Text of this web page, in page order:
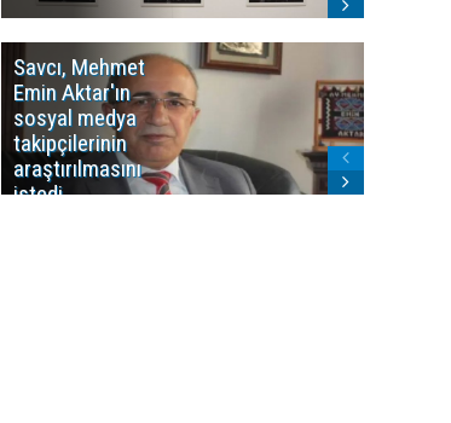
Savcı, Mehmet
Emin Aktar'ın
sosyal medya
takipçilerinin
araştırılmasını
istedi